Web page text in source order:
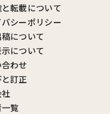
転載について
シーポリシー
について
について
わせ
訂正
覧